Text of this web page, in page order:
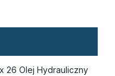
26 Olej Hydrauliczny